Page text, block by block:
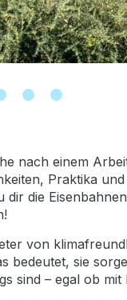
nach einem
Praktika
dir die
von
bedeutet, sie
sind – egal ob